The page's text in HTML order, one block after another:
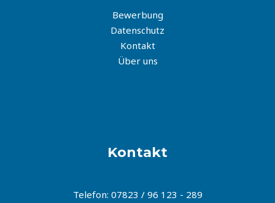
Bewerbung
Datenschutz
Kontakt
Über uns
Kontakt
Telefon: 07823 / 96 123 - 289